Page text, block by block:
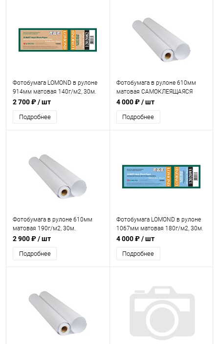
Фотобумага LOMOND в рулоне
914мм матовая 140г/м2, 30м.
(1202082)
2 700 ₽/ шт
Подробнее
Фотобумага в рулоне 610мм
матовая САМОКЛЕЯЩАЯСЯ
100г/м2, 30м.
4 000 ₽/ шт
Подробнее
Фотобумага в рулоне 610мм
матовая 190г/м2, 30м.
2 900 ₽/ шт
Подробнее
Фотобумага LOMOND в рулоне
1067мм матовая 180г/м2, 30м.
(1202093)
4 000 ₽/ шт
Подробнее